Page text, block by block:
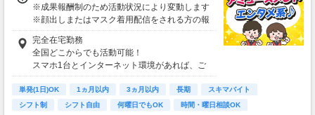
※成果報酬制のため活動状況により変動します
※顔出しまたはマスク着用配信をされる方の報
酬基準となります
【収入例】
■事務職Aさん（週3日・月50時間程度）
月収8万円～15万円
月収15万円～25万円
■主婦Cさん（月100時間程度）
完全在宅勤務
全国どこからでも活動可能！
スマホ1台とインターネット環境があれば、ご
自宅からスタートできます。
通勤時間ゼロだから、本業やプライベートとの
両立もラクラク♪
単発(1日)OK 1ヵ月以内 3ヵ月以内 長期
スキマバイト
シフト制
シフト自由 何曜日でもOK 時間・曜日相談OK